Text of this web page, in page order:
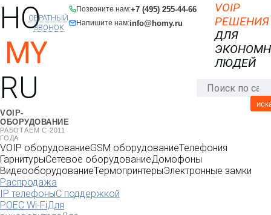
HO
MY
RU
VOIP-
ОБОРУДОВАНИЕ
РАБОТАЕМ С 2011
ГОДА
Позвоните нам:+7 (495) 255-44-66
Напишите нам:info@homy.ru
ОБРАТНЫЙ
ЗВОНОК
VOIP
РЕШЕНИЯ
ДЛЯ
ЛЮДЕЙ
VOIP оборудованиеGSM оборудованиеТелефония
ГарнитурыСетевое оборудованиеДомофоны
ВидеооборудованиеТермопринтерыЭлектронные замки
Распродажа
IP телефоныС поддержкой
POEC Wi-FiДля